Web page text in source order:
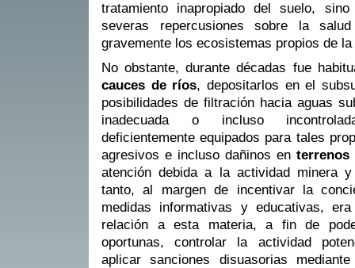
tratamiento inapropiado del suelo,
severas repercusiones sobre la
gravemente los ecosistemas propios de
No obstante, durante décadas fue
cauces de ríos, depositarlos en el
posibilidades de filtración hacia aguas
inadecuada o incluso
deficientemente equipados para tales
agresivos e incluso dañinos en terrenos
atención debida a la actividad minera
tanto, al margen de incentivar la
medidas informativas y educativas,
relación a esta materia, a fin de
oportunas, controlar la actividad
aplicar sanciones disuasorias